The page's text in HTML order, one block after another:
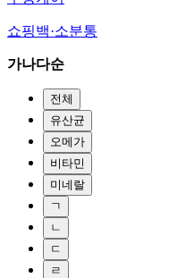
쇼핑백·소분통
가나다순
전체
유산균
오메가
비타민
미네랄
ㄱ
ㄴ
ㄷ
ㄹ